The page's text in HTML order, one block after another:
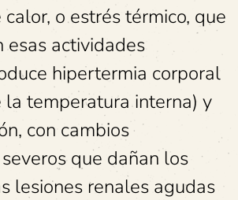
o estrés térmico, que
esas actividades
hipertermia corporal
la temperatura interna) y
con cambios
que dañan los
lesiones renales agudas